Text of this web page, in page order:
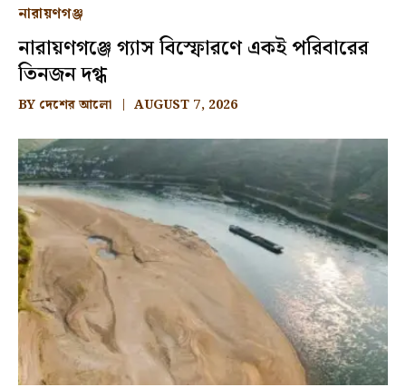
নারায়ণগঞ্জ
নারায়ণগঞ্জে গ্যাস বিস্ফোরণে একই পরিবারের
তিনজন দগ্ধ
BY দেশের আলো AUGUST 7, 2026